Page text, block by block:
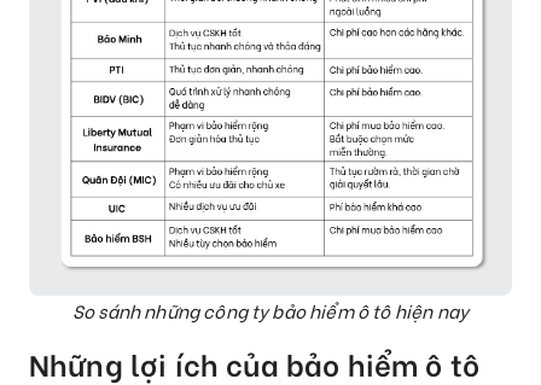
So sánh những công ty bảo hiểm ô tô hiện nay
Những lợi ích của bảo hiểm ô tô